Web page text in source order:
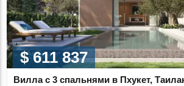
$ 611 837
Вилла с 3 спальнями в Пхукет,